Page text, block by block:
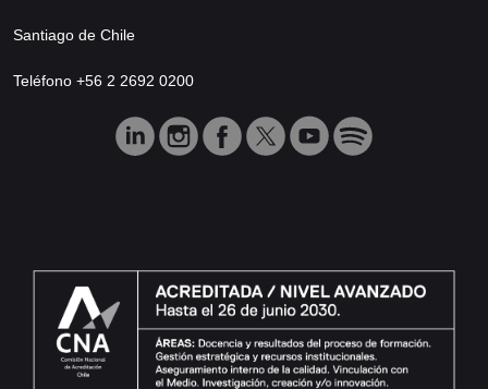
Santiago de Chile
Teléfono +56 2 2692 0200